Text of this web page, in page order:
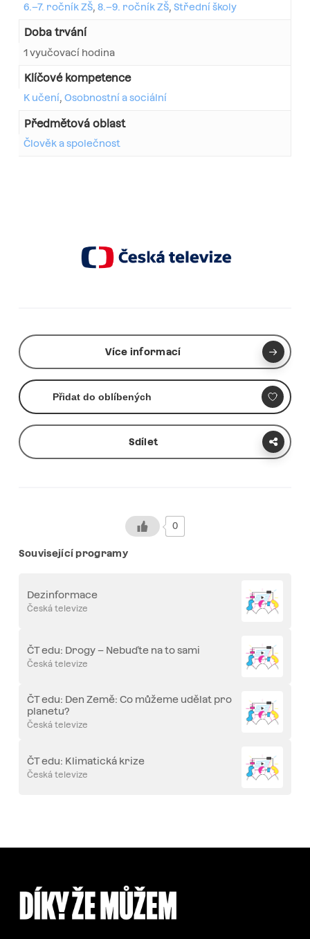
6.–7. ročník ZŠ, 8.–9. ročník ZŠ, Střední školy
Doba trvání
1 vyučovací hodina
Klíčové kompetence
K učení, Osobnostní a sociální
Předmětová oblast
Člověk a společnost
Více informací
Přidat do oblíbených
Sdílet
0
Související programy
Dezinformace
Česká televize
ČT edu: Drogy – Nebuďte na to sami
Česká televize
ČT edu: Den Země: Co můžeme udělat pro
planetu?
Česká televize
ČT edu: Klimatická krize
Česká televize